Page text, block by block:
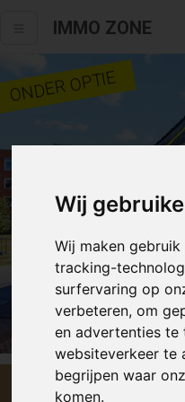
Wij
Wij maken
tracking-
surfervaring op
verbeteren, om
en advertenties te
websiteverkeer te
begrijpen waar
komen.
IMMO ZONE
ONDER OPTIE
€ 179 000